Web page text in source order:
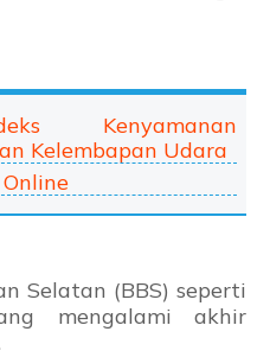
Kenyamanan
Kelembapan Udara
Selatan (BBS) seperti
mengalami akhir